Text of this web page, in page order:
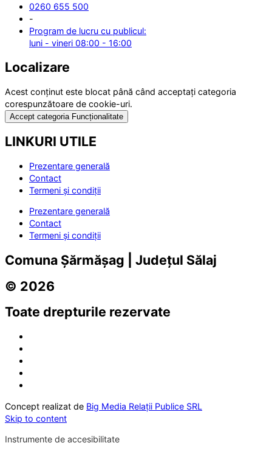
0260 655 500
-
Program de lucru cu publicul:
luni - vineri 08:00 - 16:00
Localizare
Acest conținut este blocat până când acceptați categoria
corespunzătoare de cookie-uri.
Accept categoria Funcționalitate
LINKURI UTILE
Prezentare generală
Contact
Termeni și condiții
Prezentare generală
Contact
Termeni și condiții
Comuna Șărmășag | Județul Sălaj
© 2026
Toate drepturile rezervate
Concept realizat de Big Media Relații Publice SRL
Skip to content
Instrumente de accesibilitate